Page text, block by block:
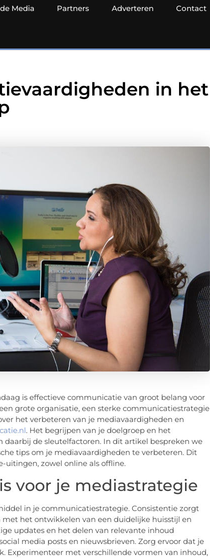
Media Partners Adverteren Contact
in het
is effectieve communicatie van groot belang voor
grote organisatie, een sterke communicatiestrategie
het verbeteren van je mediavaardigheden en
. Het begrijpen van je doelgroep en het
de sleutelfactoren. In dit artikel bespreken we
tips om je mediavaardigheden te verbeteren. Dit
uitingen, zowel online als offline.
voor je mediastrategie
in je communicatiestrategie. Consistentie zorgt
het ontwikkelen van een duidelijke huisstijl en
updates en het delen van relevante inhoud
media posts en nieuwsbrieven. Zorg ervoor dat je
Experimenteer met verschillende vormen van inhoud,